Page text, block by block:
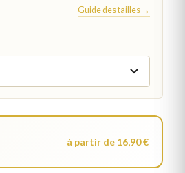
Guide des tailles →
à partir de 16,90 €